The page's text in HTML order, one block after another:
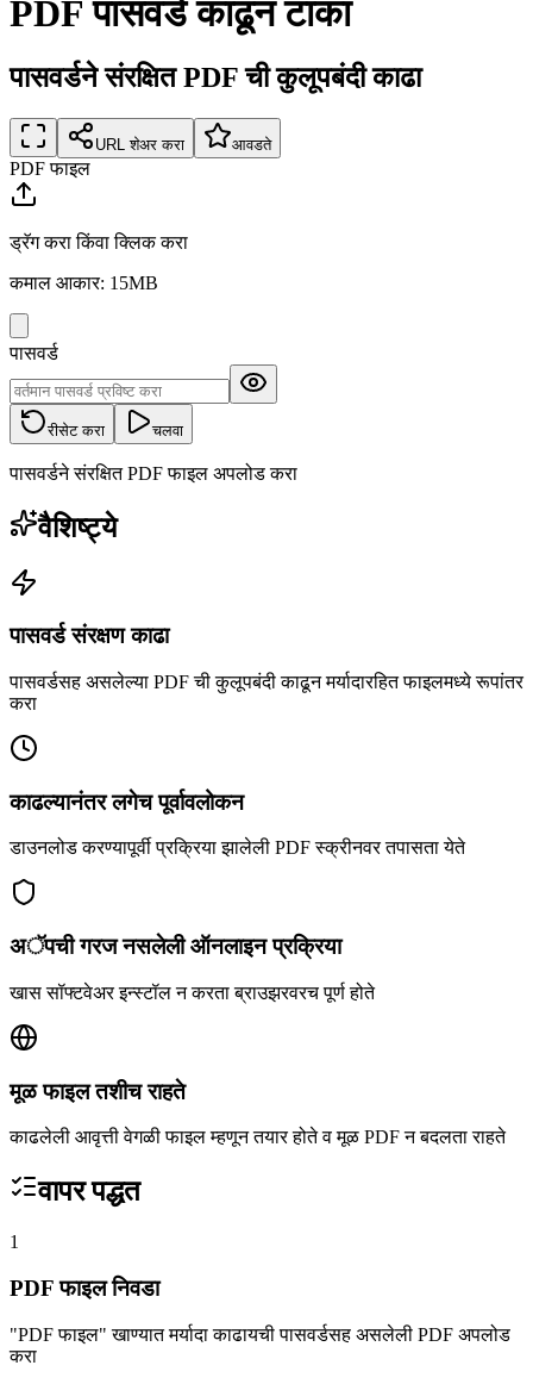
PDF पासवर्ड काढून टाका
पासवर्डने संरक्षित PDF ची कुलूपबंदी काढा
URL शेअर करा आवडते
PDF फाइल
ड्रॅग करा किंवा क्लिक करा
कमाल आकार: 15MB
पासवर्ड
रीसेट करा चलवा
पासवर्डने संरक्षित PDF फाइल अपलोड करा
वैशिष्ट्ये
पासवर्ड संरक्षण काढा
पासवर्डसह असलेल्या PDF ची कुलूपबंदी काढून मर्यादारहित फाइलमध्ये रूपांतर
करा
काढल्यानंतर लगेच पूर्वावलोकन
डाउनलोड करण्यापूर्वी प्रक्रिया झालेली PDF स्क्रीनवर तपासता येते
अॅपची गरज नसलेली ऑनलाइन प्रक्रिया
खास सॉफ्टवेअर इन्स्टॉल न करता ब्राउझरवरच पूर्ण होते
मूळ फाइल तशीच राहते
काढलेली आवृत्ती वेगळी फाइल म्हणून तयार होते व मूळ PDF न बदलता राहते
वापर पद्धत
1
PDF फाइल निवडा
"PDF फाइल" खाण्यात मर्यादा काढायची पासवर्डसह असलेली PDF अपलोड
करा